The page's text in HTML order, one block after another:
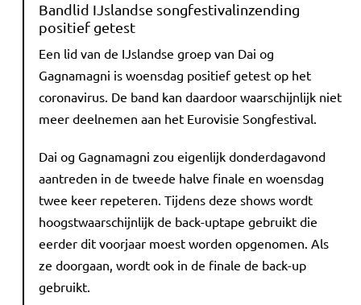
Bandlid IJslandse songfestivalinzending
positief getest
Een lid van de IJslandse groep van Da­i og
Gagnamagni­ is woensdag positief getest op het
coronavirus. De band kan daardoor waarschijnlijk niet
meer deelnemen aan het Eurovisie Songfestival.
Da­i og Gagnamagni­ zou eigenlijk donderdagavond
aantreden in de tweede halve finale en woensdag
twee keer repeteren. Tijdens deze shows wordt
hoogstwaarschijnlijk de back-uptape gebruikt die
eerder dit voorjaar moest worden opgenomen. Als
ze doorgaan, wordt ook in de finale de back-up
gebruikt.